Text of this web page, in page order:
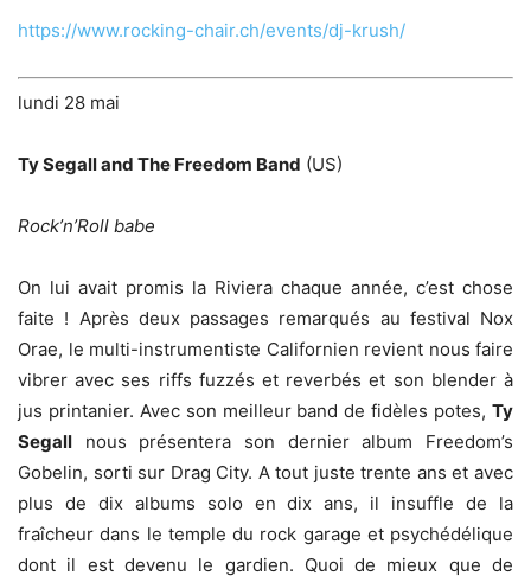
https://www.rocking-chair.ch/events/dj-krush/
lundi 28 mai
Ty Segall and The Freedom Band (US)
Rock’n’Roll babe
On lui avait promis la Riviera chaque année, c’est chose
faite ! Après deux passages remarqués au festival Nox
Orae, le multi-instrumentiste Californien revient nous faire
vibrer avec ses riffs fuzzés et reverbés et son blender à
jus printanier. Avec son meilleur band de fidèles potes, Ty
Segall nous présentera son dernier album Freedom’s
Gobelin, sorti sur Drag City. A tout juste trente ans et avec
plus de dix albums solo en dix ans, il insuffle de la
fraîcheur dans le temple du rock garage et psychédélique
dont il est devenu le gardien. Quoi de mieux que de